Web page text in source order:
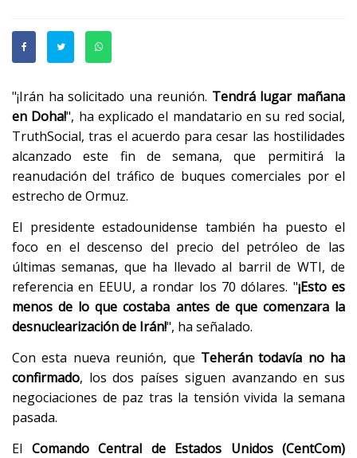
"¡Irán ha solicitado una reunión. Tendrá lugar mañana
en Doha!", ha explicado el mandatario en su red social,
TruthSocial, tras el acuerdo para cesar las hostilidades
alcanzado este fin de semana, que permitirá la
reanudación del tráfico de buques comerciales por el
estrecho de Ormuz.
El presidente estadounidense también ha puesto el
foco en el descenso del precio del petróleo de las
últimas semanas, que ha llevado al barril de WTI, de
referencia en EEUU, a rondar los 70 dólares. "¡Esto es
menos de lo que costaba antes de que comenzara la
desnuclearización de Irán!", ha señalado.
Con esta nueva reunión, que Teherán todavía no ha
confirmado, los dos países siguen avanzando en sus
negociaciones de paz tras la tensión vivida la semana
pasada.
El Comando Central de Estados Unidos (CentCom)